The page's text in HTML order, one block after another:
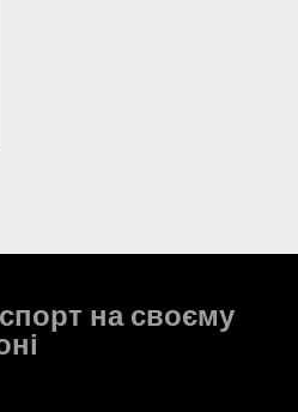
на своєму